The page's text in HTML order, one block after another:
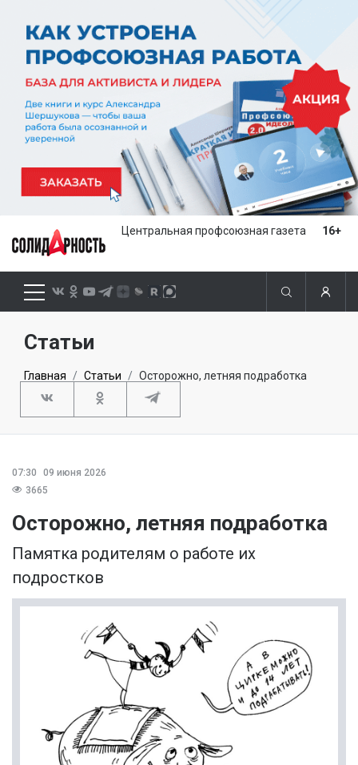
Центральная профсоюзная газета 16+
Статьи
Главная Статьи Осторожно, летняя подработка
07:30
09 июня 2026
3665
Осторожно, летняя подработка
Памятка родителям о работе их
подростков